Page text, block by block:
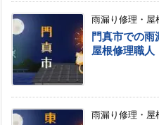
雨漏り修理・屋
門真市での
屋根修理職人
雨漏り修理・屋